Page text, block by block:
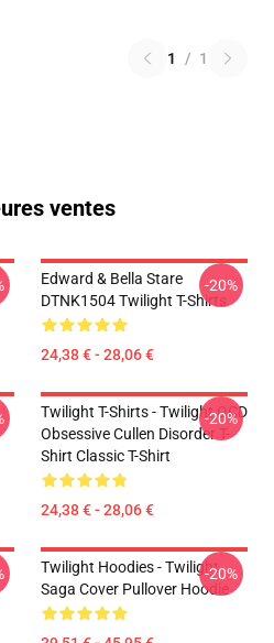
1 / 1
ventes
Edward & Bella Stare
DTNK1504 Twilight T-Shirts
24,38 € - 28,06 €
-20%
Twilight T-Shirts - Twilight OCD
Obsessive Cullen Disorder T-
Shirt Classic T-Shirt
24,38 € - 28,06 €
-20%
Twilight Hoodies - Twilight
Saga Cover Pullover Hoodie
-20%